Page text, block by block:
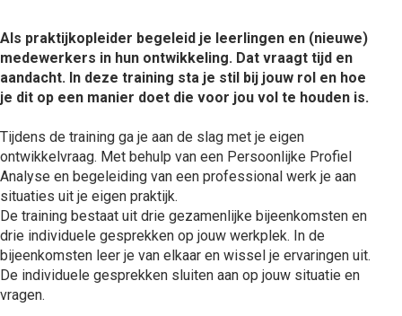
Als praktijkopleider begeleid je leerlingen en (nieuwe)
medewerkers in hun ontwikkeling. Dat vraagt tijd en
aandacht. In deze training sta je stil bij jouw rol en hoe
je dit op een manier doet die voor jou vol te houden is.
Tijdens de training ga je aan de slag met je eigen
ontwikkelvraag. Met behulp van een Persoonlijke Profiel
Analyse en begeleiding van een professional werk je aan
situaties uit je eigen praktijk.
De training bestaat uit drie gezamenlijke bijeenkomsten en
drie individuele gesprekken op jouw werkplek. In de
bijeenkomsten leer je van elkaar en wissel je ervaringen uit.
De individuele gesprekken sluiten aan op jouw situatie en
vragen.